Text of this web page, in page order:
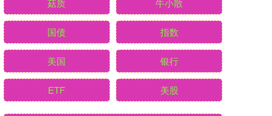
菇质 牛小散
国债 指数
美国 银行
ETF 美股